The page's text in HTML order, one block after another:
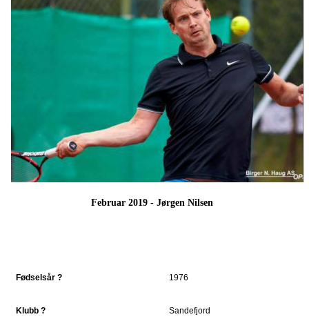
Februar 2019 - Jørgen Nilsen
Fødselsår ? 1976
Klubb ? Sandefjord